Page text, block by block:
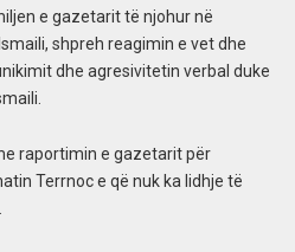
e gazetarit të njohur në
shpreh reagimin e vet dhe
dhe agresivitetin verbal duke
raportimin e gazetarit për
Terrnoc e që nuk ka lidhje të